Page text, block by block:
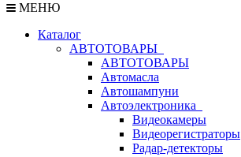
МЕНЮ
Каталог
АВТОТОВАРЫ
АВТОТОВАРЫ
Автомасла
Автошампуни
Автоэлектроника
Видеокамеры
Видеорегистраторы
Радар-детекторы